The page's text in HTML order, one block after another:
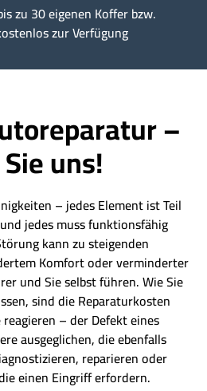
zu 30 eigenen Koffer bzw.
zur Verfügung
–
uns!
– jedes Element ist Teil
jedes muss funktionsfähig
kann zu steigenden
Komfort oder verminderter
und Sie selbst führen. Wie Sie
sind die Reparaturkosten
– der Defekt eines
ausgeglichen, die ebenfalls
reparieren oder
einen Eingriff erfordern.